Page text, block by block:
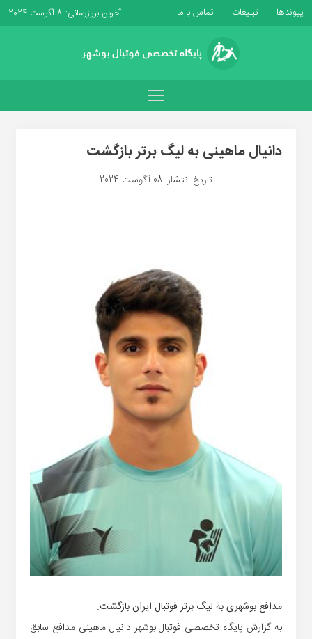
پیوندها تبلیغات تماس با ما آخرین بروزرسانی: 8 آگوست 2024
دانیال ماهینی به لیگ برتر بازگشت
تاریخ انتشار: 08 آگوست 2024
مدافع بوشهری به لیگ برتر فوتبال ایران بازگشت.
به گزارش پایگاه تخصصی فوتبال بوشهر دانیال ماهینی مدافع سابق